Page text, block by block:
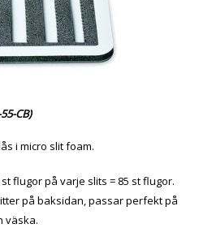
CB)
i micro slit foam.
flugor på varje slits = 85 st flugor.
på baksidan, passar perfekt på
väska.